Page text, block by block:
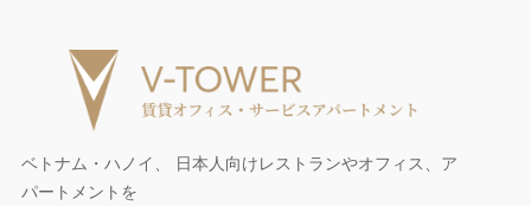
ベトナム・ハノイ、 日本人向けレストランやオフィス、ア
パートメントを